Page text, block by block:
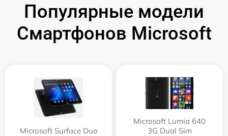
Популярные модели
Смартфонов Microsoft
Microsoft Surface Duo
Microsoft Lumia 640
3G Dual Sim